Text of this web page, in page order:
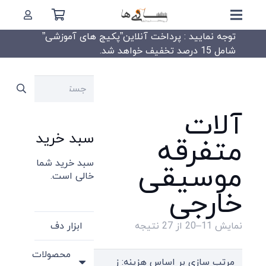
توجه نمایید : پرداخت آنلاین”پکیج های آموزشی”
شامل 15 درصد تخفیف خواهد شد.
آلات
متفرقه
موسیقی
خارجی
نمایش 11–20 از 27 نتیجه
price:
جستجو
سبد خرید
سبد خرید شما
خالی است.
ابزار دف
محصولات